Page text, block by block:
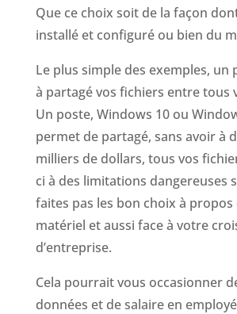
Que ce choix soit de la façon
installé et configuré ou bien du
Le plus simple des exemples, un
à partagé vos fichiers entre tous
Un poste, Windows 10 ou
permet de partagé, sans avoir à
milliers de dollars, tous vos
ci à des limitations dangereuses
faites pas les bon choix à propos
matériel et aussi face à votre
d’entreprise.
Cela pourrait vous occasionner
données et de salaire en